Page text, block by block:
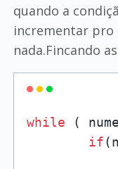
quando a
incrementar
nada.Fincando
while (
if